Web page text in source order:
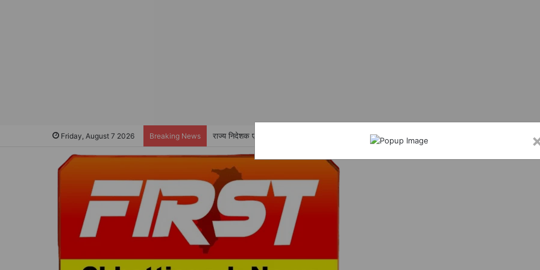
Friday, August 7 2026 Breaking News राज्य निदेशक ए के सिंह ने एसबीआई आरसेटी सारंगढ़ का किया निरीक्षण